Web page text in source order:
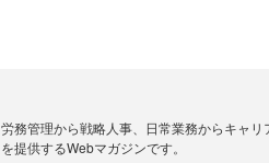
労務管理から戦略人事、日常業務からキャ
を提供するWebマガジンです。